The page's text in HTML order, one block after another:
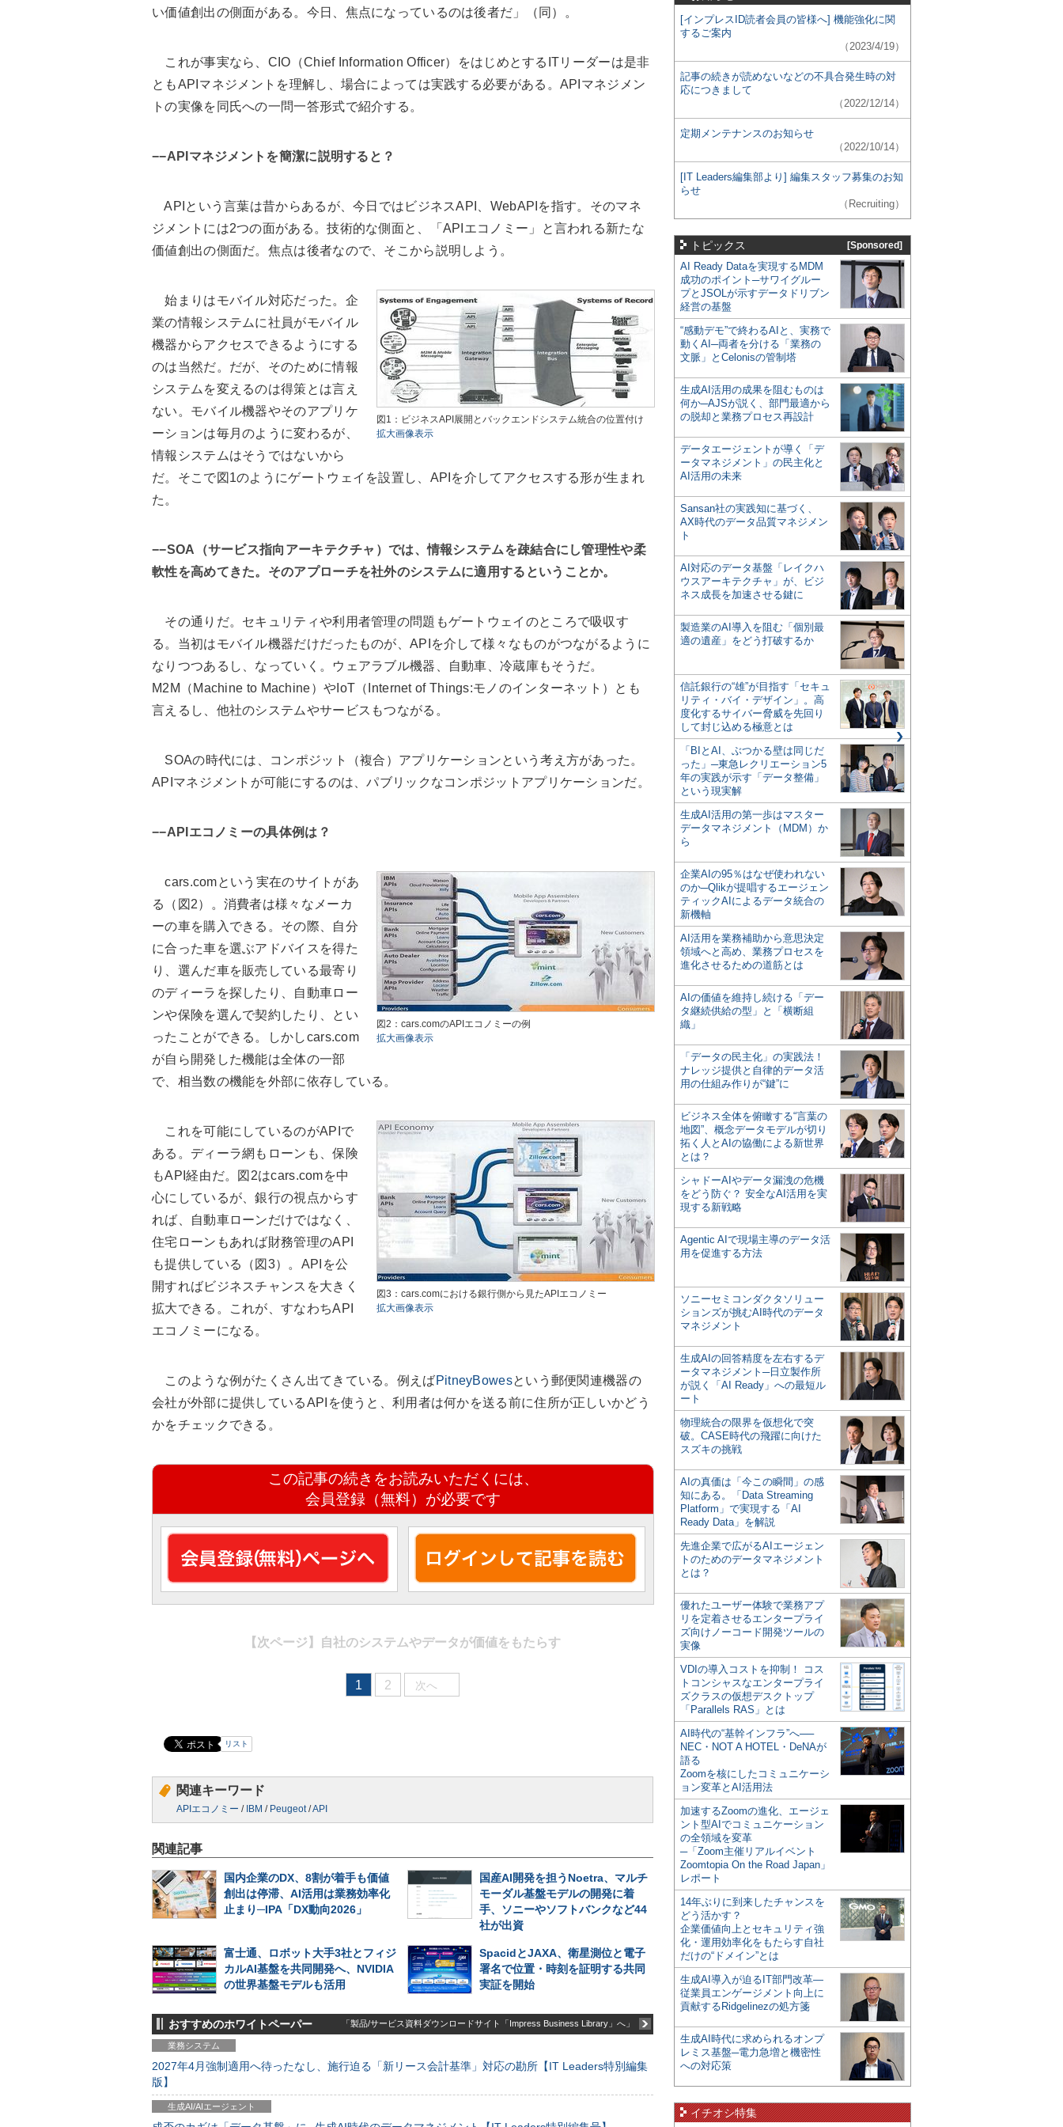
い価値創出の側面がある。今日、焦点になっているのは後者だ」（同）。
これが事実なら、CIO（Chief Information Officer）をはじめとするITリーダーは是非
ともAPIマネジメントを理解し、場合によっては実践する必要がある。APIマネジメン
トの実像を同氏への一問一答形式で紹介する。
−−APIマネジメントを簡潔に説明すると？
APIという言葉は昔からあるが、今日ではビジネスAPI、WebAPIを指す。そのマネ
ジメントには2つの面がある。技術的な側面と、「APIエコノミー」と言われる新たな
価値創出の側面だ。焦点は後者なので、そこから説明しよう。
図1：ビジネスAPI展開とバックエンドシステム統合の位置付け
拡大画像表示
始まりはモバイル対応だった。企
業の情報システムに社員がモバイル
機器からアクセスできるようにする
のは当然だ。だが、そのために情報
システムを変えるのは得策とは言え
ない。モバイル機器やそのアプリケ
ーションは毎月のように変わるが、
情報システムはそうではないから
だ。そこで図1のようにゲートウェイを設置し、APIを介してアクセスする形が生まれ
た。
−−SOA（サービス指向アーキテクチャ）では、情報システムを疎結合にし管理性や柔
軟性を高めてきた。そのアプローチを社外のシステムに適用するということか。
その通りだ。セキュリティや利用者管理の問題もゲートウェイのところで吸収す
る。当初はモバイル機器だけだったものが、APIを介して様々なものがつながるように
なりつつあるし、なっていく。ウェアラブル機器、自動車、冷蔵庫もそうだ。
M2M（Machine to Machine）やIoT（Internet of Things:モノのインターネット）とも
言えるし、他社のシステムやサービスもつながる。
SOAの時代には、コンポジット（複合）アプリケーションという考え方があった。
APIマネジメントが可能にするのは、パブリックなコンポジットアプリケーションだ。
−−APIエコノミーの具体例は？
図2：cars.comのAPIエコノミーの例
拡大画像表示
cars.comという実在のサイトがあ
る（図2）。消費者は様々なメーカ
ーの車を購入できる。その際、自分
に合った車を選ぶアドバイスを得た
り、選んだ車を販売している最寄り
のディーラを探したり、自動車ロー
ンや保険を選んで契約したり、とい
ったことができる。しかしcars.com
が自ら開発した機能は全体の一部
で、相当数の機能を外部に依存している。
図3：cars.comにおける銀行側から見たAPIエコノミー
拡大画像表示
これを可能にしているのがAPIで
ある。ディーラ網もローンも、保険
もAPI経由だ。図2はcars.comを中
心にしているが、銀行の視点からす
れば、自動車ローンだけではなく、
住宅ローンもあれば財務管理のAPI
も提供している（図3）。APIを公
開すればビジネスチャンスを大きく
拡大できる。これが、すなわちAPI
エコノミーになる。
このような例がたくさん出てきている。例えばPitneyBowesという郵便関連機器の
会社が外部に提供しているAPIを使うと、利用者は何かを送る前に住所が正しいかどう
かをチェックできる。
この記事の続きをお読みいただくには、
会員登録（無料）が必要です
【次ページ】 自社のシステムやデータが価値をもたらす
1 2 次へ
リスト
関連キーワード
APIエコノミー / IBM / Peugeot/API
関連記事
国内企業のDX、8割が着手も価値
創出は停滞、AI活用は業務効率化
止まり─IPA「DX動向2026」
国産AI開発を担うNoetra、マルチ
モーダル基盤モデルの開発に着
手、ソニーやソフトバンクなど44
社が出資
富士通、ロボット大手3社とフィジ
カルAI基盤を共同開発へ、NVIDIA
の世界基盤モデルも活用
SpacidとJAXA、衛星測位と電子
署名で位置・時刻を証明する共同
実証を開始
おすすめのホワイトペーパー 「製品/サービス資料ダウンロードサイト「Impress Business Library」へ」
業務システム
2027年4月強制適用へ待ったなし、施行迫る「新リース会計基準」対応の勘所【IT Leaders特別編集
版】
生成AI/AIエージェント
[インプレスID読者会員の皆様へ] 機能強化に関
するご案内
（2023/4/19）
記事の続きが読めないなどの不具合発生時の対
応につきまして
（2022/12/14）
定期メンテナンスのお知らせ
（2022/10/14）
[IT Leaders編集部より] 編集スタッフ募集のお知
らせ
（Recruiting）
トピックス [Sponsored]
AI Ready Dataを実現するMDM
成功のポイント─サワイグルー
プとJSOLが示すデータドリブン
経営の基盤
“感動デモ”で終わるAIと、実務で
動くAI─両者を分ける「業務の
文脈」とCelonisの管制塔
生成AI活用の成果を阻むものは
何か─AJSが説く、部門最適から
の脱却と業務プロセス再設計
データエージェントが導く「デ
ータマネジメント」の民主化と
AI活用の未来
Sansan社の実践知に基づく、
AX時代のデータ品質マネジメン
ト
AI対応のデータ基盤「レイクハ
ウスアーキテクチャ」が、ビジ
ネス成長を加速させる鍵に
製造業のAI導入を阻む「個別最
適の遺産」をどう打破するか
信託銀行の“雄”が目指す「セキュ
リティ・バイ・デザイン」。高
度化するサイバー脅威を先回り
して封じ込める極意とは
「BIとAI、ぶつかる壁は同じだ
った」─東急レクリエーション5
年の実践が示す「データ整備」
という現実解
生成AI活用の第一歩はマスター
データマネジメント（MDM）か
ら
企業AIの95％はなぜ使われない
のか─Qlikが提唱するエージェン
ティックAIによるデータ統合の
新機軸
AI活用を業務補助から意思決定
領域へと高め、業務プロセスを
進化させるための道筋とは
AIの価値を維持し続ける「デー
タ継続供給の型」と「横断組
織」
「データの民主化」の実践法！
ナレッジ提供と自律的データ活
用の仕組み作りが“鍵”に
ビジネス全体を俯瞰する“言葉の
地図”、概念データモデルが切り
拓く人とAIの協働による新世界
とは？
シャドーAIやデータ漏洩の危機
をどう防ぐ？ 安全なAI活用を実
現する新戦略
Agentic AIで現場主導のデータ活
用を促進する方法
ソニーセミコンダクタソリュー
ションズが挑むAI時代のデータ
マネジメント
生成AIの回答精度を左右するデ
ータマネジメント─日立製作所
が説く「AI Ready」への最短ル
ート
物理統合の限界を仮想化で突
破。CASE時代の飛躍に向けた
スズキの挑戦
AIの真価は「今この瞬間」の感
知にある。「Data Streaming
Platform」で実現する「AI
Ready Data」を解説
先進企業で広がるAIエージェン
トのためのデータマネジメント
とは？
優れたユーザー体験で業務アプ
リを定着させるエンタープライ
ズ向けノーコード開発ツールの
実像
VDIの導入コストを抑制！ コス
トコンシャスなエンタープライ
ズクラスの仮想デスクトップ
「Parallels RAS」とは
AI時代の“基幹インフラ”へ──
NEC・NOT A HOTEL・DeNAが
語る
Zoomを核にしたコミュニケーシ
ョン変革とAI活用法
加速するZoomの進化、エージェ
ント型AIでコミュニケーション
の全領域を変革
─「Zoom主催リアルイベント
Zoomtopia On the Road Japan」
レポート
14年ぶりに到来したチャンスを
どう活かす？
企業価値向上とセキュリティ強
化・運用効率化をもたらす自社
だけの“ドメイン”とは
生成AI導入が迫るIT部門改革―
従業員エンゲージメント向上に
貢献するRidgelinezの処方箋
生成AI時代に求められるオンプ
レミス基盤─電力急増と機密性
への対応策
イチオシ特集